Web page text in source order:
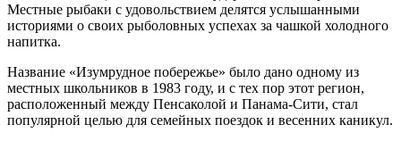
Местные рыбаки с удовольствием делятся услышанными
историями о своих рыболовных успехах за чашкой холодного
напитка.
Название «Изумрудное побережье» было дано одному из
местных школьников в 1983 году, и с тех пор этот регион,
расположенный между Пенсаколой и Панама-Сити, стал
популярной целью для семейных поездок и весенних каникул.